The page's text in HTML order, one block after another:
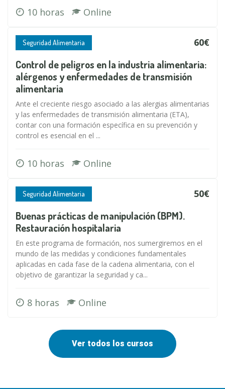
10 horas Online
Seguridad Alimentaria 60€
Control de peligros en la industria alimentaria:
alérgenos y enfermedades de transmisión
alimentaria
Ante el creciente riesgo asociado a las alergias alimentarias
y las enfermedades de transmisión alimentaria (ETA),
contar con una formación específica en su prevención y
control es esencial en el ...
10 horas Online
Seguridad Alimentaria 50€
Buenas prácticas de manipulación (BPM).
Restauración hospitalaria
En este programa de formación, nos sumergiremos en el
mundo de las medidas y condiciones fundamentales
aplicadas en cada fase de la cadena alimentaria, con el
objetivo de garantizar la seguridad y ca...
8 horas Online
Ver todos los cursos